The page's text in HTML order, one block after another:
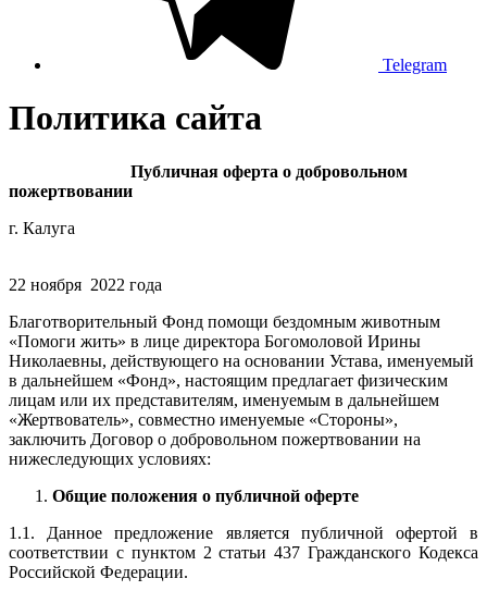
Telegram
Политика сайта
Публичная оферта о добровольном
пожертвовании
г. Калуга
22 ноября 2022 года
Благотворительный Фонд помощи бездомным животным
«Помоги жить» в лице директора Богомоловой Ирины
Николаевны, действующего на основании Устава, именуемый
в дальнейшем «Фонд», настоящим предлагает физическим
лицам или их представителям, именуемым в дальнейшем
«Жертвователь», совместно именуемые «Стороны»,
заключить Договор о добровольном пожертвовании на
нижеследующих условиях:
Общие положения о публичной оферте
1.1. Данное предложение является публичной офертой в
соответствии с пунктом 2 статьи 437 Гражданского Кодекса
Российской Федерации.